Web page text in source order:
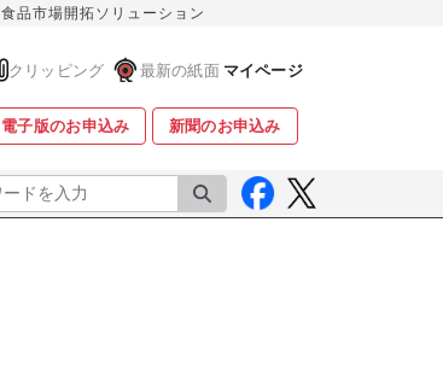
食品市場開拓ソリューション
クリッピング 最新の紙面 マイページ
電子版のお申込み 新聞のお申込み
検索